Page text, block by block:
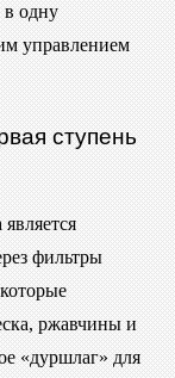
в одну
управлением
ступень
фильтры
ржавчины и
«дуршлаг» для